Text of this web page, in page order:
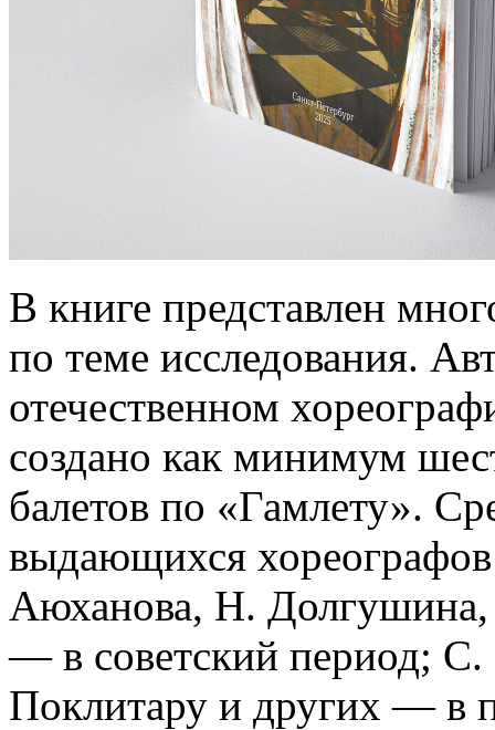
В книге представлен
по теме исследования.
отечественном
создано как минимум
балетов по «Гамлету».
выдающихся
Аюханова, Н.
— в советский период;
Поклитару и других — в